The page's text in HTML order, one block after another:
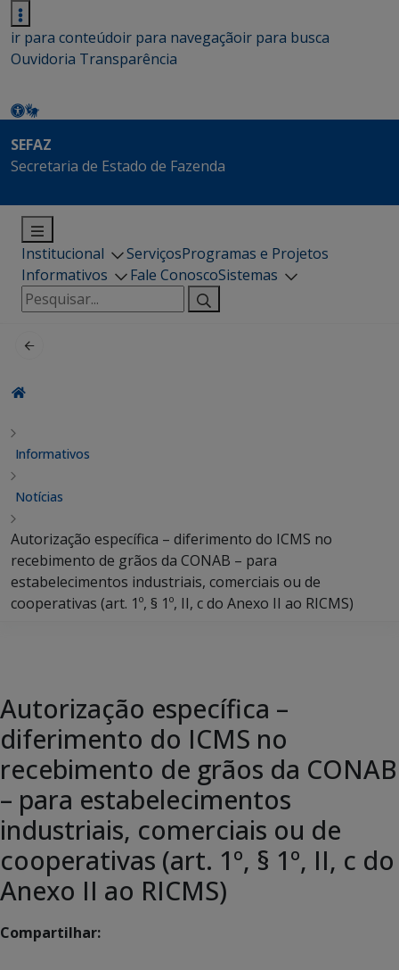
ir para conteúdoir para navegaçãoir para busca
Ouvidoria Transparência
SEFAZ
Secretaria de Estado de Fazenda
Institucional ServiçosProgramas e Projetos
Informativos
Fale ConoscoSistemas
Pesquisar
por:
Informativos
Notícias
Autorização específica – diferimento do ICMS no
recebimento de grãos da CONAB – para
estabelecimentos industriais, comerciais ou de
cooperativas (art. 1º, § 1º, II, c do Anexo II ao RICMS)
Autorização específica –
diferimento do ICMS no
recebimento de grãos da CONAB
– para estabelecimentos
industriais, comerciais ou de
cooperativas (art. 1º, § 1º, II, c do
Anexo II ao RICMS)
Compartilhar: